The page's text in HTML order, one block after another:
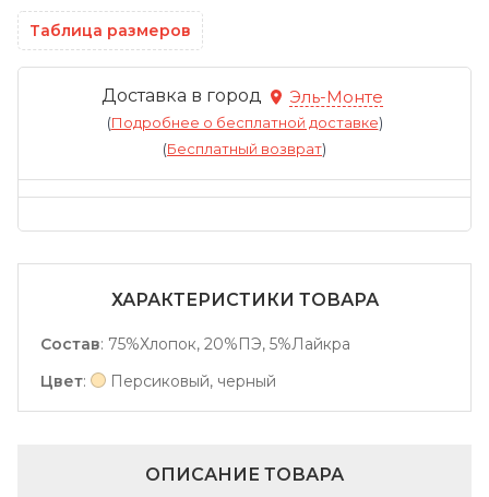
Таблица размеров
Доставка в город Эль-Монте
(Подробнее о бесплатной доставке)
(Бесплатный возврат)
ХАРАКТЕРИСТИКИ ТОВАРА
Состав: 75%Хлопок, 20%ПЭ, 5%Лайкра
Цвет: Персиковый, черный
ОПИСАНИЕ ТОВАРА